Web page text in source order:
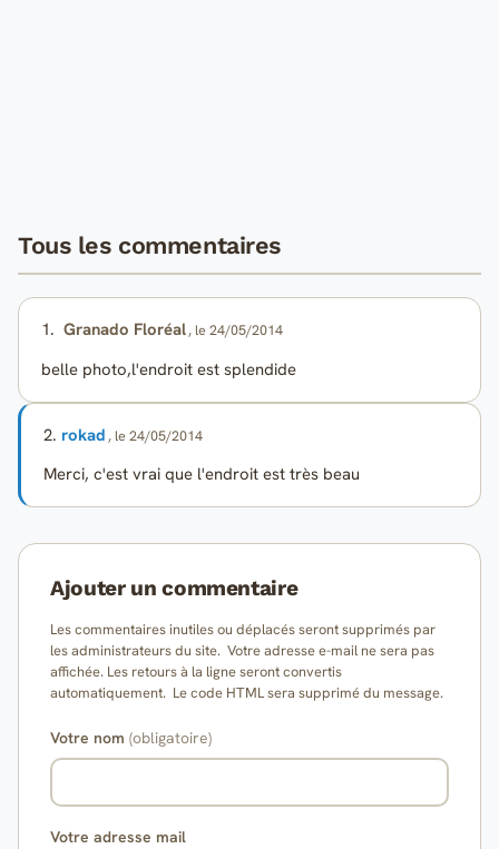
Tous les commentaires
1. Granado Floréal, le 24/05/2014
belle photo,l'endroit est splendide
2. rokad , le 24/05/2014
Merci, c'est vrai que l'endroit est très beau
Ajouter un commentaire
Les commentaires inutiles ou déplacés seront supprimés par
les administrateurs du site. Votre adresse e-mail ne sera pas
affichée. Les retours à la ligne seront convertis
automatiquement. Le code HTML sera supprimé du message.
Votre nom (obligatoire)
Votre adresse mail